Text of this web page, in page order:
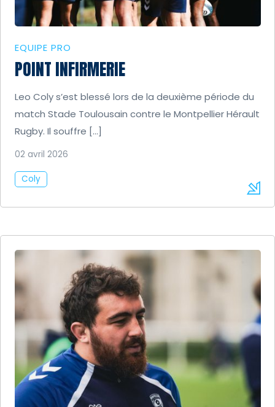
EQUIPE PRO
POINT INFIRMERIE
Leo Coly s’est blessé lors de la deuxième période du
match Stade Toulousain contre le Montpellier Hérault
Rugby. Il souffre […]
02 avril 2026
Coly